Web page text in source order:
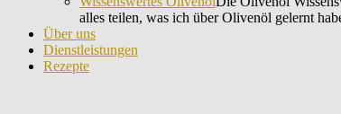
alles teilen, was ich über Olivenöl gelernt
Über uns
Dienstleistungen
Rezepte